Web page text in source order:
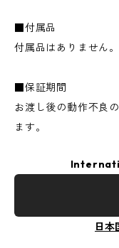
■付属品
付属品はありません。
■保証期間
お渡し後の動作不良
ます。
日本